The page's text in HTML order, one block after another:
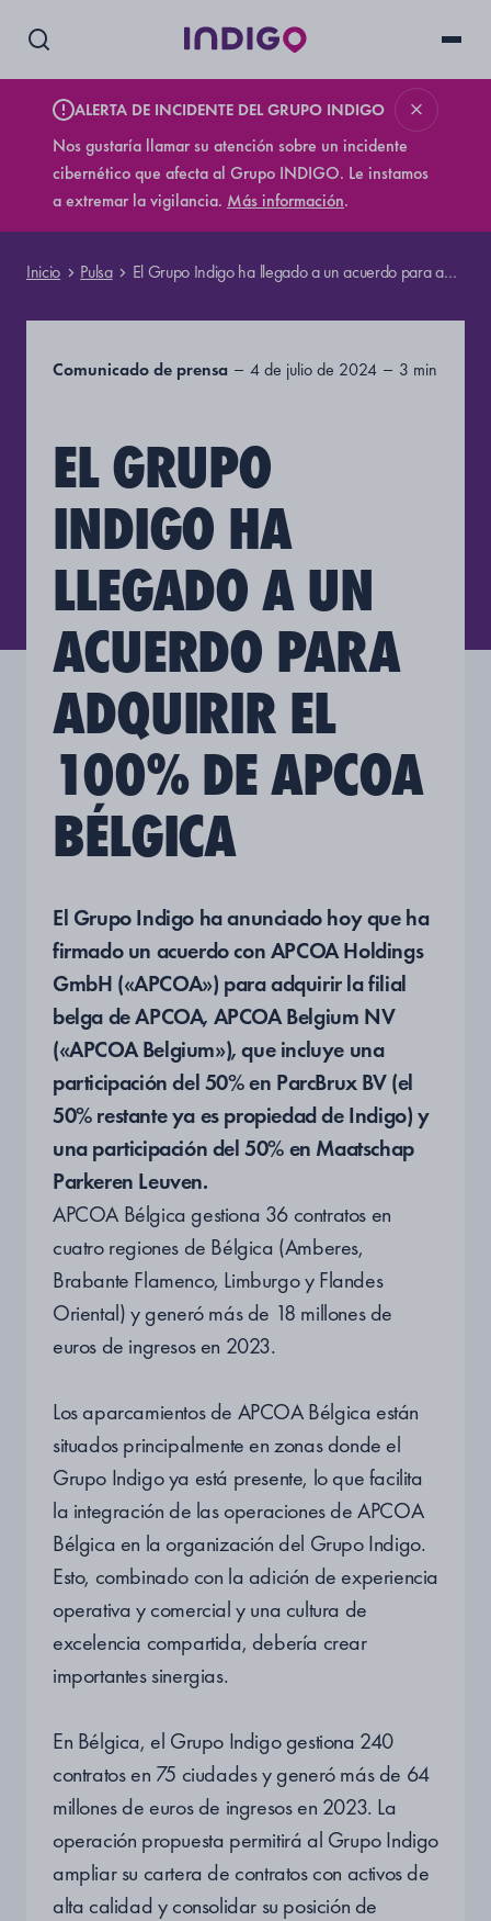
ALERTA DE INCIDENTE DEL GRUPO INDIGO
Nos gustaría llamar su atención sobre un incidente
cibernético que afecta al Grupo INDIGO. Le instamos
a extremar la vigilancia. Más información.
Inicio Pulsa El Grupo Indigo ha llegado a un acuerdo para adquirir el 100% de APCOA Bélgica
Comunicado de prensa 4 de julio de 2024 3 min
EL GRUPO
INDIGO HA
LLEGADO A UN
ACUERDO PARA
ADQUIRIR EL
100% DE APCOA
BÉLGICA
El Grupo Indigo ha anunciado hoy que ha
firmado un acuerdo con APCOA Holdings
GmbH («APCOA») para adquirir la filial
belga de APCOA, APCOA Belgium NV
(«APCOA Belgium»), que incluye una
participación del 50% en ParcBrux BV (el
50% restante ya es propiedad de Indigo) y
una participación del 50% en Maatschap
Parkeren Leuven.
APCOA Bélgica gestiona 36 contratos en
cuatro regiones de Bélgica (Amberes,
Brabante Flamenco, Limburgo y Flandes
Oriental) y generó más de 18 millones de
euros de ingresos en 2023.
Los aparcamientos de APCOA Bélgica están
situados principalmente en zonas donde el
Grupo Indigo ya está presente, lo que facilita
la integración de las operaciones de APCOA
Bélgica en la organización del Grupo Indigo.
Esto, combinado con la adición de experiencia
operativa y comercial y una cultura de
excelencia compartida, debería crear
importantes sinergias.
En Bélgica, el Grupo Indigo gestiona 240
contratos en 75 ciudades y generó más de 64
millones de euros de ingresos en 2023. La
operación propuesta permitirá al Grupo Indigo
ampliar su cartera de contratos con activos de
alta calidad y consolidar su posición de